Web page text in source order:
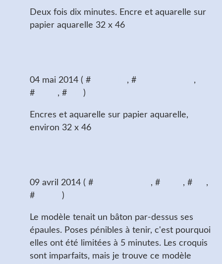
Deux fois dix minutes. Encre et aquarelle sur
papier aquarelle 32 x 46
04 mai 2014 ( # , #
,
#
, # )
Encres et aquarelle sur papier aquarelle,
environ 32 x 46
09 avril 2014 ( # , # , #
,
#
)
Le modèle tenait un bâton par-dessus ses
épaules. Poses pénibles à tenir, c'est pourquoi
elles ont été limitées à 5 minutes. Les croquis
sont imparfaits, mais je trouve ce modèle